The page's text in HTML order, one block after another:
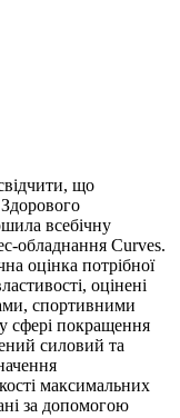
що
всебічну
обладнання Curves.
оцінка потрібної
оцінені
спортивними
сфері покращення
силовий та
максимальних
за допомогою